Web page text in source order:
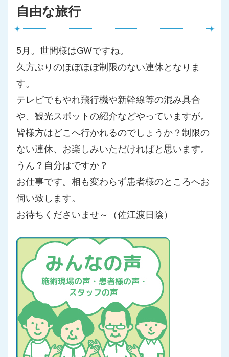
自由な旅行
5月。世間様はGWですね。
久方ぶりのほぼほぼ制限のない連休となりま
す。
テレビでもやれ飛行機や新幹線等の混み具合
や、観光スポットの紹介などやっていますが。
皆様方はどこへ行かれるのでしょうか？制限の
ない連休、お楽しみいただければと思います。
うん？自分はですか？
お仕事です。相も変わらず患者様のところへお
伺い致します。
お待ちくださいませ～（佐江渡日陰）